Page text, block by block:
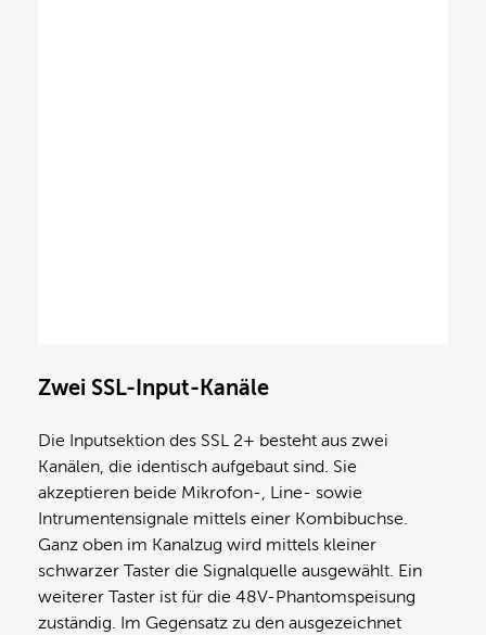
Zwei SSL-Input-Kanäle
Die Inputsektion des SSL 2+ besteht aus zwei
Kanälen, die identisch aufgebaut sind. Sie
akzeptieren beide Mikrofon-, Line- sowie
Intrumentensignale mittels einer Kombibuchse.
Ganz oben im Kanalzug wird mittels kleiner
schwarzer Taster die Signalquelle ausgewählt. Ein
weiterer Taster ist für die 48V-Phantomspeisung
zuständig. Im Gegensatz zu den ausgezeichnet